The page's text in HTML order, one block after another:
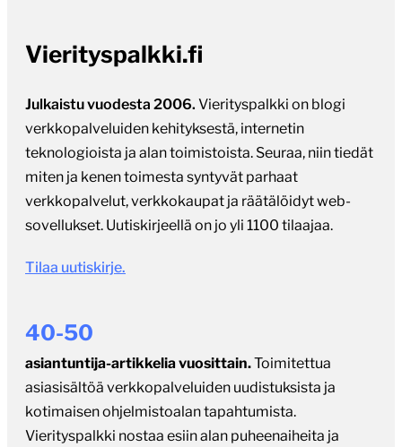
Vierityspalkki.fi
Julkaistu vuodesta 2006. Vierityspalkki on blogi
verkkopalveluiden kehityksestä, internetin
teknologioista ja alan toimistoista. Seuraa, niin tiedät
miten ja kenen toimesta syntyvät parhaat
verkkopalvelut, verkkokaupat ja räätälöidyt web-
sovellukset. Uutiskirjeellä on jo yli 1100 tilaajaa.
Tilaa uutiskirje.
40-50
asiantuntija-artikkelia vuosittain.Toimitettua
asiasisältöä verkkopalveluiden uudistuksista ja
kotimaisen ohjelmistoalan tapahtumista.
Vierityspalkki nostaa esiin alan puheenaiheita ja